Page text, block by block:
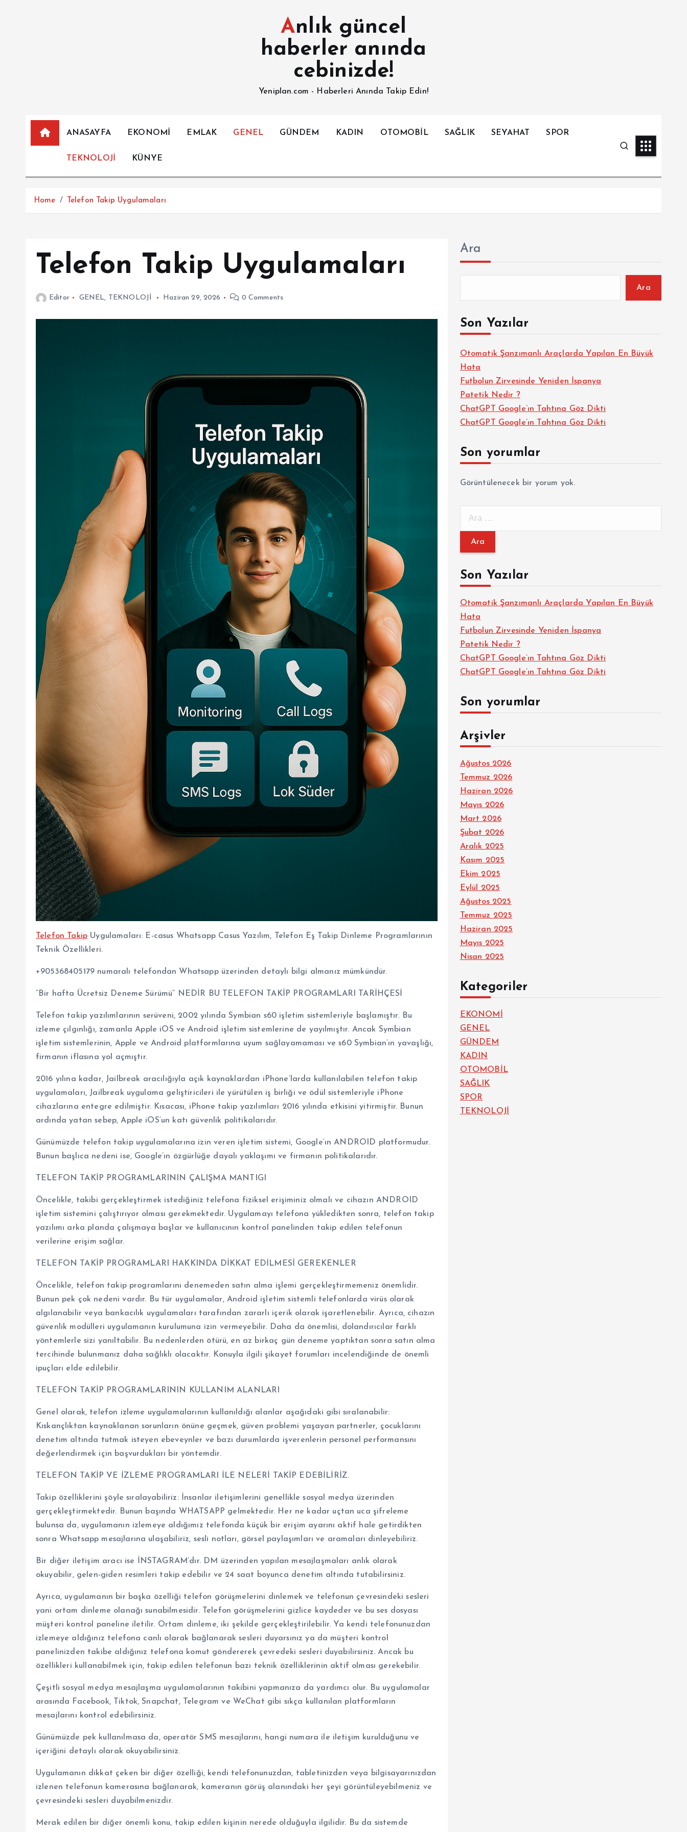
Anlık güncel
haberler anında
cebinizde!
Yeniplan.com - Haberleri Anında Takip Edin!
ANASAYFA EKONOMİ EMLAK GENEL GÜNDEM KADIN OTOMOBİL SAĞLIK SEYAHAT SPOR
TEKNOLOJİ KÜNYE
Home Telefon Takip Uygulamaları
Telefon Takip Uygulamaları
Editor GENEL, TEKNOLOJİ Haziran 29, 2026 0 Comments
Telefon Takip Uygulamaları: E-casus Whatsapp Casus Yazılım, Telefon Eş Takip Dinleme Programlarının
Teknik Özellikleri.
+905368405179 numaralı telefondan Whatsapp üzerinden detaylı bilgi almanız mümkündür.
“Bir hafta Ücretsiz Deneme Sürümü” NEDİR BU TELEFON TAKİP PROGRAMLARI TARİHÇESİ
Telefon takip yazılımlarının serüveni, 2002 yılında Symbian s60 işletim sistemleriyle başlamıştır. Bu
izleme çılgınlığı, zamanla Apple iOS ve Android işletim sistemlerine de yayılmıştır. Ancak Symbian
işletim sistemlerinin, Apple ve Android platformlarına uyum sağlayamaması ve s60 Symbian’ın yavaşlığı,
firmanın iflasına yol açmıştır.
2016 yılına kadar, Jailbreak aracılığıyla açık kaynaklardan iPhone’larda kullanılabilen telefon takip
uygulamaları, Jailbreak uygulama geliştiricileri ile yürütülen iş birliği ve ödül sistemleriyle iPhone
cihazlarına entegre edilmiştir. Kısacası, iPhone takip yazılımları 2016 yılında etkisini yitirmiştir. Bunun
ardında yatan sebep, Apple iOS’un katı güvenlik politikalarıdır.
Günümüzde telefon takip uygulamalarına izin veren işletim sistemi, Google’ın ANDROID platformudur.
Bunun başlıca nedeni ise, Google’ın özgürlüğe dayalı yaklaşımı ve firmanın politikalarıdır.
TELEFON TAKİP PROGRAMLARININ ÇALIŞMA MANTIGI
Öncelikle, takibi gerçekleştirmek istediğiniz telefona fiziksel erişiminiz olmalı ve cihazın ANDROID
işletim sistemini çalıştırıyor olması gerekmektedir. Uygulamayı telefona yükledikten sonra, telefon takip
yazılımı arka planda çalışmaya başlar ve kullanıcının kontrol panelinden takip edilen telefonun
verilerine erişim sağlar.
TELEFON TAKİP PROGRAMLARI HAKKINDA DİKKAT EDİLMESİ GEREKENLER
Öncelikle, telefon takip programlarını denemeden satın alma işlemi gerçekleştirmemeniz önemlidir.
Bunun pek çok nedeni vardır. Bu tür uygulamalar, Android işletim sistemli telefonlarda virüs olarak
algılanabilir veya bankacılık uygulamaları tarafından zararlı içerik olarak işaretlenebilir. Ayrıca, cihazın
güvenlik modülleri uygulamanın kurulumuna izin vermeyebilir. Daha da önemlisi, dolandırıcılar farklı
yöntemlerle sizi yanıltabilir. Bu nedenlerden ötürü, en az birkaç gün deneme yaptıktan sonra satın alma
tercihinde bulunmanız daha sağlıklı olacaktır. Konuyla ilgili şikayet forumları incelendiğinde de önemli
ipuçları elde edilebilir.
TELEFON TAKİP PROGRAMLARININ KULLANIM ALANLARI
Genel olarak, telefon izleme uygulamalarının kullanıldığı alanlar aşağıdaki gibi sıralanabilir:
Kıskançlıktan kaynaklanan sorunların önüne geçmek, güven problemi yaşayan partnerler, çocuklarını
denetim altında tutmak isteyen ebeveynler ve bazı durumlarda işverenlerin personel performansını
değerlendirmek için başvurdukları bir yöntemdir.
TELEFON TAKİP VE İZLEME PROGRAMLARI İLE NELERİ TAKİP EDEBİLİRİZ.
Takip özelliklerini şöyle sıralayabiliriz: İnsanlar iletişimlerini genellikle sosyal medya üzerinden
gerçekleştirmektedir. Bunun başında WHATSAPP gelmektedir. Her ne kadar uçtan uca şifreleme
bulunsa da, uygulamanın izlemeye aldığımız telefonda küçük bir erişim ayarını aktif hale getirdikten
sonra Whatsapp mesajlarına ulaşabiliriz, sesli notları, görsel paylaşımları ve aramaları dinleyebiliriz.
Bir diğer iletişim aracı ise İNSTAGRAM’dır. DM üzerinden yapılan mesajlaşmaları anlık olarak
okuyabilir, gelen-giden resimleri takip edebilir ve 24 saat boyunca denetim altında tutabilirsiniz.
Ayrıca, uygulamanın bir başka özelliği telefon görüşmelerini dinlemek ve telefonun çevresindeki sesleri
yani ortam dinleme olanağı sunabilmesidir. Telefon görüşmelerini gizlice kaydeder ve bu ses dosyası
müşteri kontrol paneline iletilir. Ortam dinleme, iki şekilde gerçekleştirilebilir. Ya kendi telefonunuzdan
izlemeye aldığınız telefona canlı olarak bağlanarak sesleri duyarsınız ya da müşteri kontrol
panelinizden takibe aldığınız telefona komut göndererek çevredeki sesleri duyabilirsiniz. Ancak bu
özellikleri kullanabilmek için, takip edilen telefonun bazı teknik özelliklerinin aktif olması gerekebilir.
Çeşitli sosyal medya mesajlaşma uygulamalarının takibini yapmanıza da yardımcı olur. Bu uygulamalar
arasında Facebook, Tiktok, Snapchat, Telegram ve WeChat gibi sıkça kullanılan platformların
mesajlarını kontrol edebilirsiniz.
Günümüzde pek kullanılmasa da, operatör SMS mesajlarını, hangi numara ile iletişim kurulduğunu ve
içeriğini detaylı olarak okuyabilirsiniz.
Uygulamanın dikkat çeken bir diğer özelliği, kendi telefonunuzdan, tabletinizden veya bilgisayarınızdan
izlenen telefonun kamerasına bağlanarak, kameranın görüş alanındaki her şeyi görüntüleyebilmeniz ve
çevresindeki sesleri duyabilmenizdir.
Merak edilen bir diğer önemli konu, takip edilen kişinin nerede olduğuyla ilgilidir. Bu da sistemde
Ara
Ara
Son Yazılar
Otomatik Şanzımanlı Araçlarda Yapılan En Büyük
Hata
Futbolun Zirvesinde Yeniden İspanya
Patetik Nedir ?
ChatGPT Google’ın Tahtına Göz Dikti
ChatGPT Google’ın Tahtına Göz Dikti
Son yorumlar
Görüntülenecek bir yorum yok.
m
:Son Yazılar
Otomatik Şanzımanlı Araçlarda Yapılan En Büyük
Hata
Futbolun Zirvesinde Yeniden İspanya
Patetik Nedir ?
ChatGPT Google’ın Tahtına Göz Dikti
ChatGPT Google’ın Tahtına Göz Dikti
Son yorumlar
Arşivler
Ağustos 2026
Temmuz 2026
Haziran 2026
Mayıs 2026
Mart 2026
Şubat 2026
Aralık 2025
Kasım 2025
Ekim 2025
Eylül 2025
Ağustos 2025
Temmuz 2025
Haziran 2025
Mayıs 2025
Nisan 2025
Kategoriler
EKONOMİ
GENEL
GÜNDEM
KADIN
OTOMOBİL
SAĞLIK
SPOR
TEKNOLOJİ